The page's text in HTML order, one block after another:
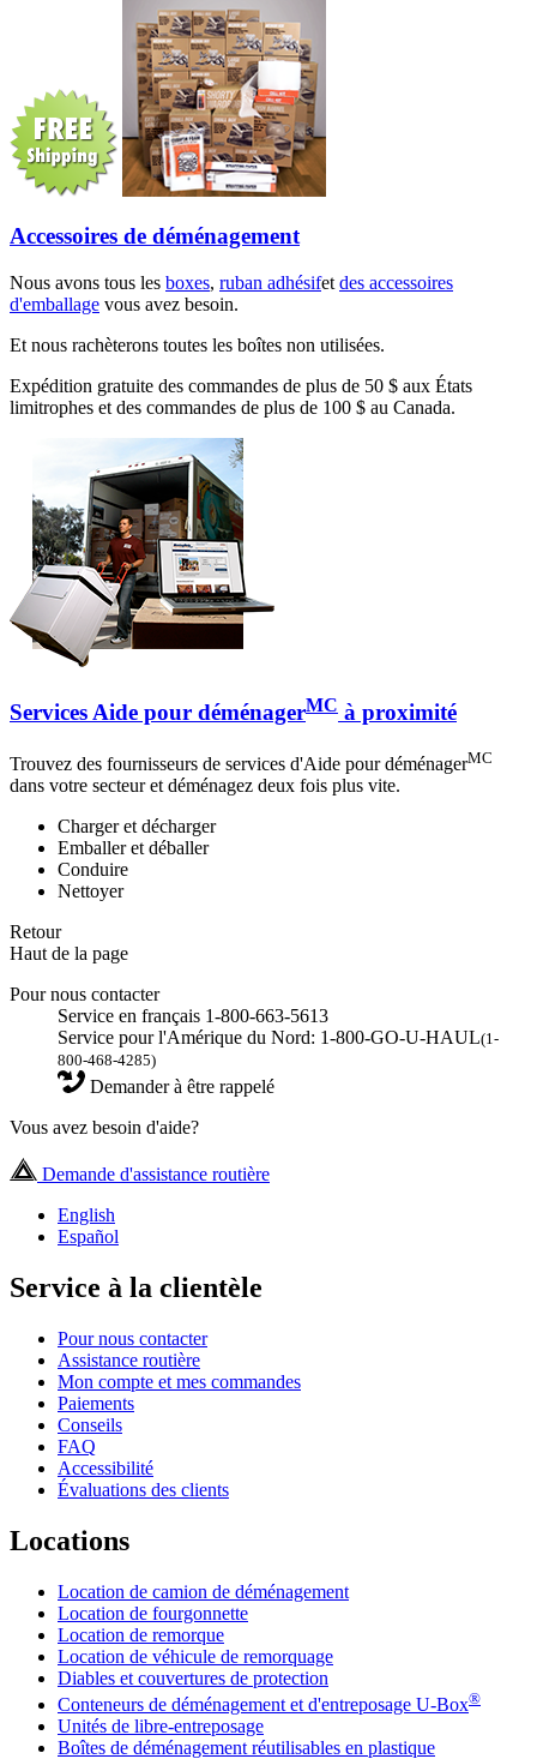
Accessoires de déménagement
Nous avons tous les boxes, ruban adhésifet des accessoires
d'emballage vous avez besoin.
Et nous rachèterons toutes les boîtes non utilisées.
Expédition gratuite des commandes de plus de 50 $ aux États
limitrophes et des commandes de plus de 100 $ au Canada.
Services Aide pour déménagerMC à proximité
Trouvez des fournisseurs de services d'Aide pour déménagerMC
dans votre secteur et déménagez deux fois plus vite.
Charger et décharger
Emballer et déballer
Conduire
Nettoyer
Retour
Haut de la page
Pour nous contacter
Service en français 1-800-663-5613
Service pour l'Amérique du Nord: 1-800-GO-U-HAUL(1-
800-468-4285)
Demander à être rappelé
Vous avez besoin d'aide?
Demande d'assistance routière
English
Español
Service à la clientèle
Pour nous contacter
Assistance routière
Mon compte et mes commandes
Paiements
Conseils
FAQ
Accessibilité
Évaluations des clients
Locations
Location de camion de déménagement
Location de fourgonnette
Location de remorque
Location de véhicule de remorquage
Diables et couvertures de protection
Conteneurs de déménagement et d'entreposage U-Box®
Unités de libre-entreposage
Boîtes de déménagement réutilisables en plastique